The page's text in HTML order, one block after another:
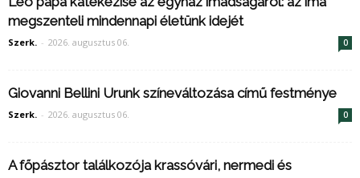
megszenteli mindennapi életünk idejét
Szerk. - 2026. augusztus 06. 0
Giovanni Bellini Urunk színeváltozása című festménye
Szerk. - 2026. augusztus 06. 0
A főpásztor találkozója krassóvári, nermedi és